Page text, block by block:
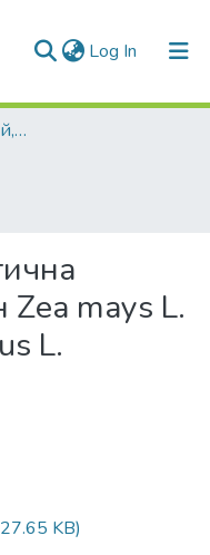
Log In (current)
Матеріали конференцій, семінарів і т.п.
Zea mays L.
L.
KB)